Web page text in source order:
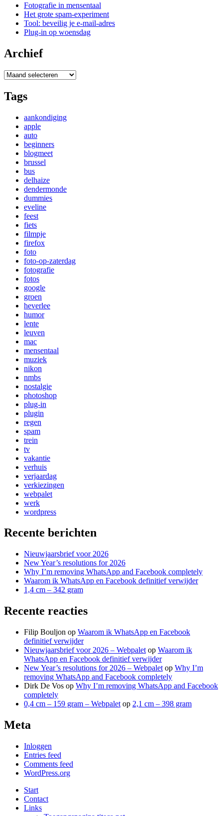
Fotografie in mensentaal
Het grote spam-experiment
Tool: beveilig je e-mail-adres
Plug-in op woensdag
Archief
Archief
Tags
aankondiging
apple
auto
beginners
blogmeet
brussel
bus
delhaize
dendermonde
dummies
eveline
feest
fiets
filmpje
firefox
foto
foto-op-zaterdag
fotografie
fotos
google
groen
heverlee
humor
lente
leuven
mac
mensentaal
muziek
nikon
nmbs
nostalgie
photoshop
plug-in
plugin
regen
spam
trein
tv
vakantie
verhuis
verjaardag
verkiezingen
webpalet
werk
wordpress
Recente berichten
Nieuwjaarsbrief voor 2026
New Year’s resolutions for 2026
Why I’m removing WhatsApp and Facebook completely
Waarom ik WhatsApp en Facebook definitief verwijder
1,4 cm – 342 gram
Recente reacties
Filip Bouljon op Waarom ik WhatsApp en Facebook
definitief verwijder
Nieuwjaarsbrief voor 2026 – Webpalet op Waarom ik
WhatsApp en Facebook definitief verwijder
New Year’s resolutions for 2026 – Webpalet op Why I’m
removing WhatsApp and Facebook completely
Dirk De Vos op Why I’m removing WhatsApp and Facebook
completely
0,4 cm – 159 gram – Webpalet op 2,1 cm – 398 gram
Meta
Inloggen
Entries feed
Comments feed
WordPress.org
Start
Contact
Links